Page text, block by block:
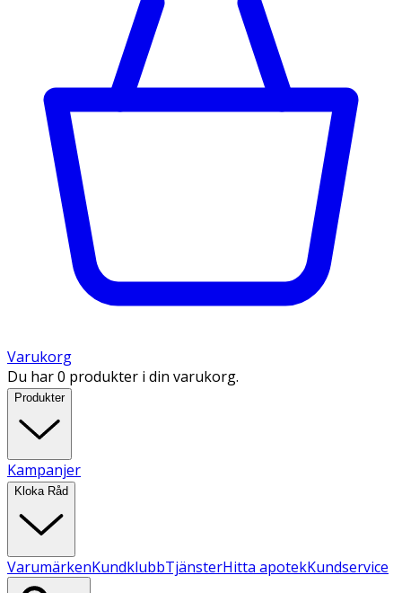
Varukorg
Du har 0 produkter i din varukorg.
Produkter
Kampanjer
Kloka Råd
VarumärkenKundklubbTjänsterHitta apotekKundservice